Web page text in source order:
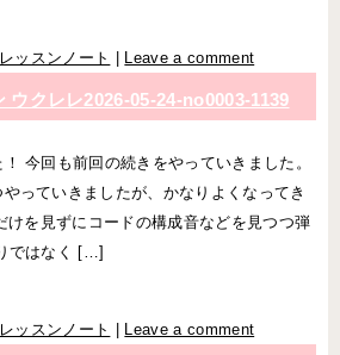
ッスンノート Leave a comment
ウクレレ2026-05-24-­no0003-­1139
今回も前回の続きをやっていきました。
っていきましたが、かなりよくなってき
けを見ずにコードの構成音などを見つつ弾
ではなく […]
ッスンノート Leave a comment